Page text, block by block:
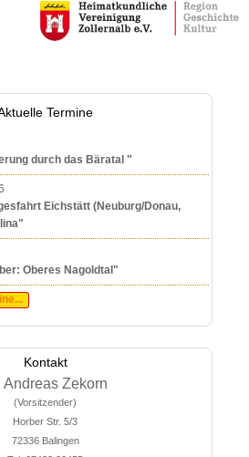
Termine
durch das Bäratal "
Eichstätt (Neuburg/Donau,
Oberes Nagoldtal"
Kontakt
Andreas Zekorn
(Vorsitzender)
Horber Str. 5/3
72336 Balingen